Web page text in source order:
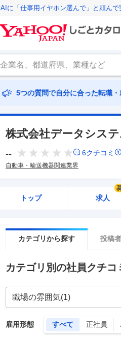
AIに「仕事用イヤホン選んで」と頼んで
5つの質問で自分に合った転職
株式会社データシス
-- 6クチコミ
自動車・輸送機器関連業界
トップ 求人
カテゴリから探す 投稿
カテゴリ別の社員クチコ
雇用形態 すべて 正社員